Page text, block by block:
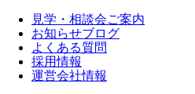
見学・相談会ご案内
お知らせブログ
よくある質問
採用情報
運営会社情報